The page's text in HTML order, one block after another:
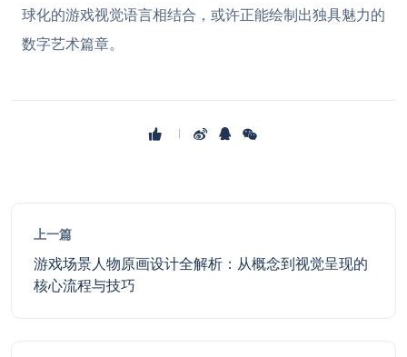
球化的游戏视觉语言相结合，或许正能绘制出独具魅力的
数字艺术篇章。
上一篇
游戏场景人物原画设计全解析：从概念到视觉呈现的
核心流程与技巧